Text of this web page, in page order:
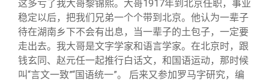
这多亏了我大哥黎锦熙。大哥1917年到北京任职，事业
稳定以后，把我们兄弟一个个带到北京。他认为一辈子
待在湖南乡下不会有出息，当一辈子的土包子，一定要
走出去。我大哥是文字学家和语言学家。在北京时，跟
钱玄同、赵元任一起推行白话文，和国语运动，那时候
叫“言文一致”“国语统一”。 后来又参加罗马字研究，编